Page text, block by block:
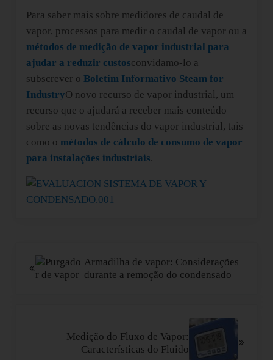
Para saber mais sobre medidores de caudal de
vapor, processos para medir o caudal de vapor ou a
métodos de medição de vapor industrial para
ajudar a reduzir custosconvidamo-lo a
subscrever o Boletim Informativo Steam for
IndustryO novo recurso de vapor industrial, um
recurso que o ajudará a receber mais conteúdo
sobre as novas tendências do vapor industrial, tais
como o métodos de cálculo de consumo de vapor
para instalações industriais.
Armadilha de vapor: Considerações
durante a remoção do condensado
Medição do Fluxo de Vapor:
Características do Fluido